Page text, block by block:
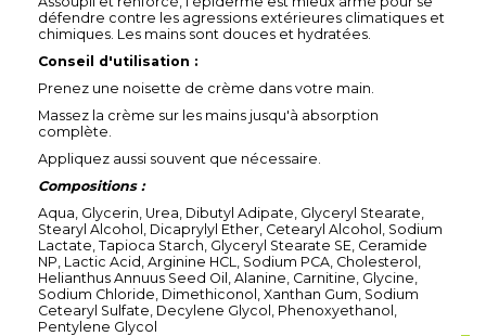
défendre contre les agressions extérieures climatiques et
chimiques. Les mains sont douces et hydratées.
Conseil d'utilisation :
Prenez une noisette de crème dans votre main.
Massez la crème sur les mains jusqu'à absorption
complète.
Appliquez aussi souvent que nécessaire.
Compositions :
Aqua, Glycerin, Urea, Dibutyl Adipate, Glyceryl Stearate,
Stearyl Alcohol, Dicaprylyl Ether, Cetearyl Alcohol, Sodium
Lactate, Tapioca Starch, Glyceryl Stearate SE, Ceramide
NP, Lactic Acid, Arginine HCL, Sodium PCA, Cholesterol,
Helianthus Annuus Seed Oil, Alanine, Carnitine, Glycine,
Sodium Chloride, Dimethiconol, Xanthan Gum, Sodium
Cetearyl Sulfate, Decylene Glycol, Phenoxyethanol,
Pentylene Glycol